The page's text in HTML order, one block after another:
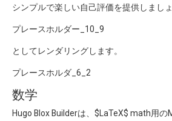
シンプルで楽しい自己評価を提供しましょ
プレースホルダー_10_9
としてレンダリングします。
プレースホルダ_6_2
数学
Hugo Blox Builderは、$LaTeX$ math用